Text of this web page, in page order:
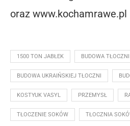
oraz www.kochamrawe.pl
1500 TON JABŁEK BUDOWA
BUDOWA UKRAIŃSKIEJ TŁOCZNI
KOSTYUK VASYL PRZEMYSŁ
TŁOCZENIE SOKÓW TŁOCZNIA